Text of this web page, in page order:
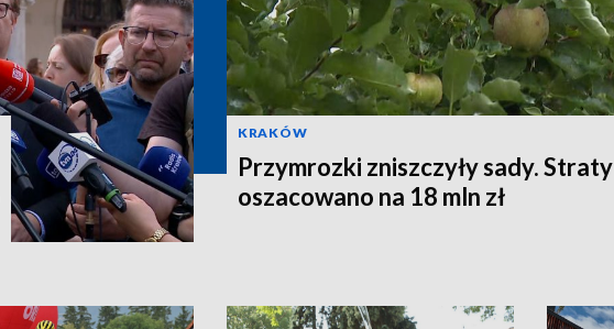
KRAKÓW
Przymrozki zniszczyły sady. Straty
oszacowano na 18 mln zł